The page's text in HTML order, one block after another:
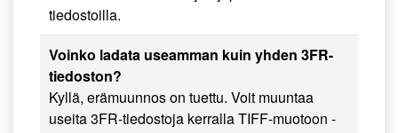
tiedostoilla.
Voinko ladata useamman kuin yhden 3FR-
tiedoston?
Kyllä, erämuunnos on tuettu. Voit muuntaa
useita 3FR-tiedostoja kerralla TIFF-muotoon -